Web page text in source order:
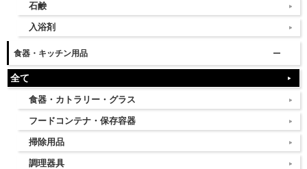
石鹸
入浴剤
食器・キッチン用品
全て
食器・カトラリー・グラス
フードコンテナ・保存容器
掃除用品
調理器具